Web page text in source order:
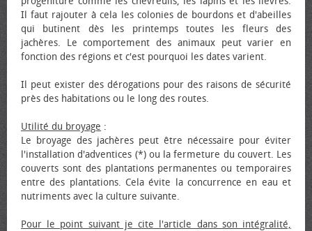
Il faut rajouter à cela les colonies de bourdons et d'abeilles
qui butinent dès les printemps toutes les fleurs des
jachères. Le comportement des animaux peut varier en
fonction des régions et c'est pourquoi les dates varient.
Il peut exister des dérogations pour des raisons de sécurité
près des habitations ou le long des routes.
Utilité du broyage :
Le broyage des jachères peut être nécessaire pour éviter
l'installation d'adventices (*) ou la fermeture du couvert. Les
couverts sont des plantations permanentes ou temporaires
entre des plantations. Cela évite la concurrence en eau et
nutriments avec la culture suivante.
Pour le point suivant je cite l'article dans son intégralité,